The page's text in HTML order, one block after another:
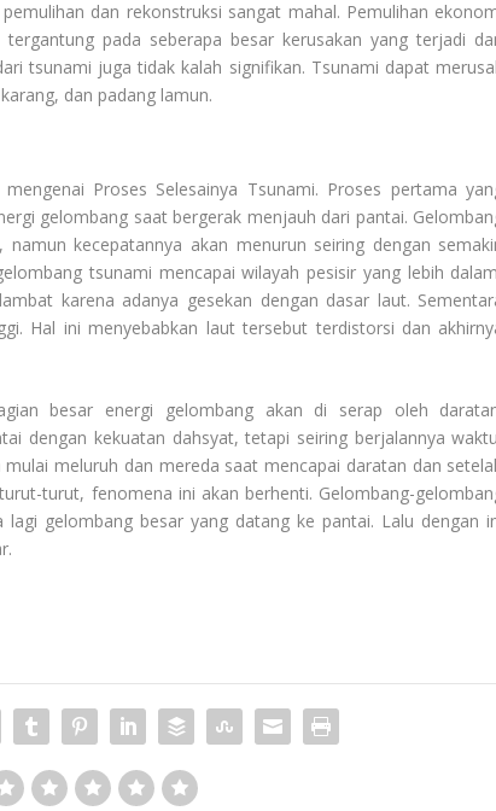
dan rekonstruksi sangat mahal. Pemulihan
pada seberapa besar kerusakan yang terjadi
tsunami juga tidak kalah signifikan. Tsunami dapat
dan padang lamun.
Proses Selesainya Tsunami. Proses pertama
gelombang saat bergerak menjauh dari pantai.
kecepatannya akan menurun seiring dengan
tsunami mencapai wilayah pesisir yang lebih
karena adanya gesekan dengan dasar laut.
Hal ini menyebabkan laut tersebut terdistorsi dan
besar energi gelombang akan di serap oleh
dengan kekuatan dahsyat, tetapi seiring berjalannya
meluruh dan mereda saat mencapai daratan dan
turut, fenomena ini akan berhenti. Gelombang-
gelombang besar yang datang ke pantai. Lalu dengan
.